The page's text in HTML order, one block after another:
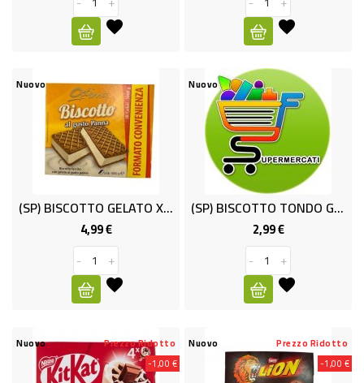
RICORRENZE
PASQUALI
PREPARATI
ALIMENTI
INFANZIA
PASTA,
E
DIETETICO
NATURALI
ALIMENTI
Nuovo
(SP) BISCOTTO GELATO X18 KG.1 OPTIM
4,99 €Prezzo
-
+
Nuovo
(SP) BISCOTTO TONDO G.40X6 OPTIMO
2,99 €Prezzo
-
+
Nuovo
-1,00 €
Prezzo Ridotto
Nuovo
-1,00 €
Prezzo Ridotto